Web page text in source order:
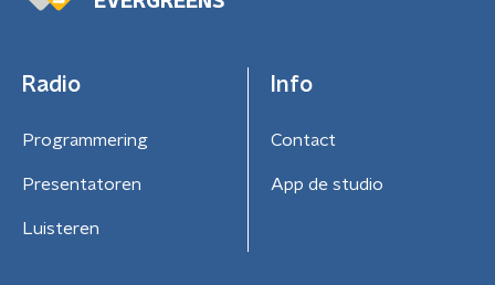
Radio
Programmering
Presentatoren
Luisteren
Info
Contact
App de studio